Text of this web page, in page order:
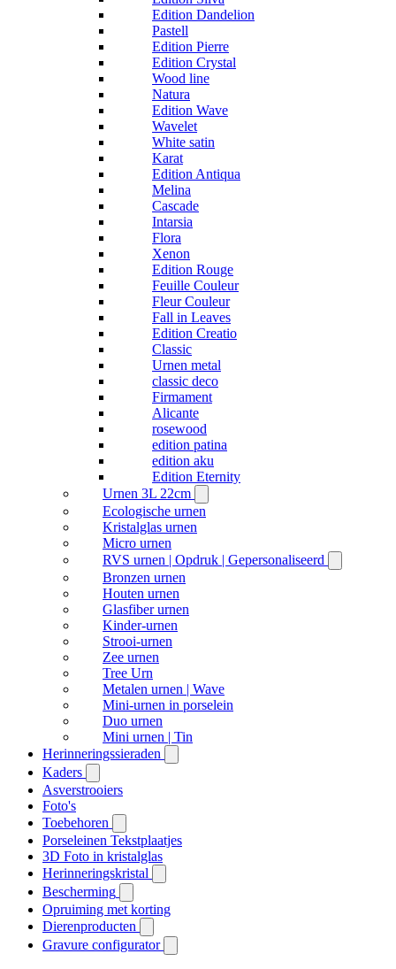
Edition Dandelion
Pastell
Edition Pierre
Edition Crystal
Wood line
Natura
Edition Wave
Wavelet
White satin
Karat
Edition Antiqua
Melina
Cascade
Intarsia
Flora
Xenon
Edition Rouge
Feuille Couleur
Fleur Couleur
Fall in Leaves
Edition Creatio
Classic
Urnen metal
classic deco
Firmament
Alicante
rosewood
edition patina
edition aku
Edition Eternity
Urnen 3L 22cm
Ecologische urnen
Kristalglas urnen
Micro urnen
RVS urnen | Opdruk | Gepersonaliseerd
Bronzen urnen
Houten urnen
Glasfiber urnen
Kinder-urnen
Strooi-urnen
Zee urnen
Tree Urn
Metalen urnen | Wave
Mini-urnen in porselein
Duo urnen
Mini urnen | Tin
Herinneringssieraden
Kaders
Asverstrooiers
Foto's
Toebehoren
Porseleinen Tekstplaatjes
3D Foto in kristalglas
Herinneringskristal
Bescherming
Opruiming met korting
Dierenproducten
Gravure configurator